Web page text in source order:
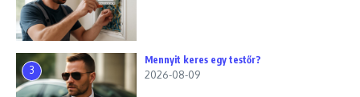
3
Mennyit keres egy testőr?
2026-08-09